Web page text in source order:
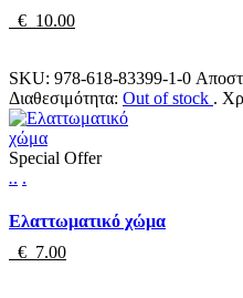
€ 10.00
SKU: 978-618-83399-1-0
Διαθεσιμότητα: Out of stock .
Special Offer
.. .
Ελαττωματικό χώμα
€ 7.00